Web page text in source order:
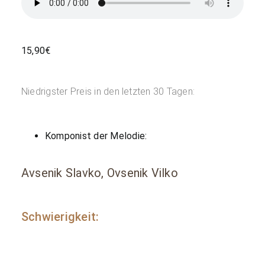
15,90€
Niedrigster Preis in den letzten 30 Tagen:
Komponist der Melodie:
Avsenik Slavko, Ovsenik Vilko
Schwierigkeit: